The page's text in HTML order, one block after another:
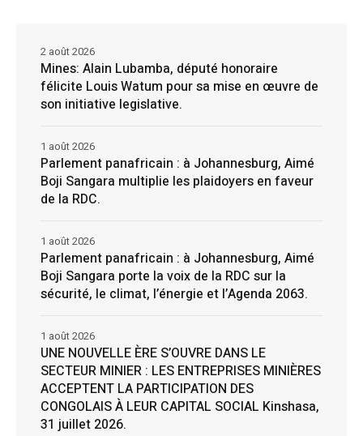
Mines: Alain Lubamba, député honoraire
félicite Louis Watum pour sa mise en œuvre de
son initiative legislative.
2 août 2026
Parlement panafricain : à Johannesburg, Aimé
Boji Sangara multiplie les plaidoyers en faveur
de la RDC.
1 août 2026
Parlement panafricain : à Johannesburg, Aimé
Boji Sangara porte la voix de la RDC sur la
sécurité, le climat, l’énergie et l’Agenda 2063.
1 août 2026
UNE NOUVELLE ÈRE S’OUVRE DANS LE
SECTEUR MINIER : LES ENTREPRISES MINIÈRES
ACCEPTENT LA PARTICIPATION DES
CONGOLAIS À LEUR CAPITAL SOCIAL Kinshasa,
31 juillet 2026.
1 août 2026